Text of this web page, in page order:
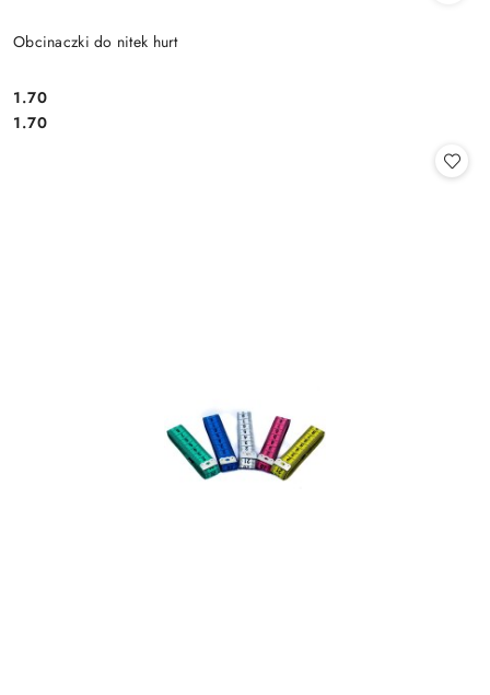
Obcinaczki do nitek hurt
Cena:
1.70
Cena:
1.70